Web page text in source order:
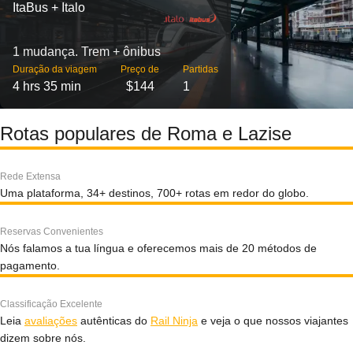
ItaBus + Italo
1 mudança. Trem + ônibus
Duração da viagem
4 hrs 35 min
Preço de
$144
Partidas
1
Rotas populares de Roma e Lazise
Rede Extensa
Uma plataforma, 34+ destinos, 700+ rotas em redor do globo.
Reservas Convenientes
Nós falamos a tua língua e oferecemos mais de 20 métodos de
pagamento.
Classificação Excelente
Leia avaliações autênticas do Rail Ninja e veja o que nossos viajantes
dizem sobre nós.